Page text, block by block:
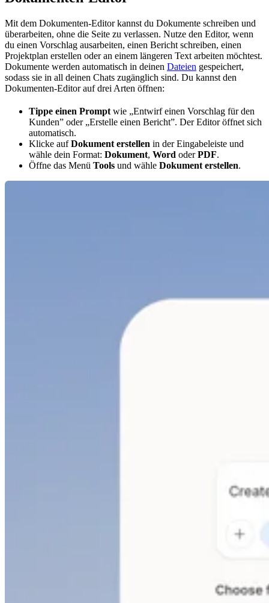
Mit dem Dokumenten-Editor kannst du Dokumente schreiben und
überarbeiten, ohne die Seite zu verlassen. Nutze den Editor, wenn
du einen Vorschlag ausarbeiten, einen Bericht schreiben, einen
Projektplan erstellen oder an einem längeren Text arbeiten möchtest.
Dokumente werden automatisch in deinen Dateien gespeichert,
sodass sie in all deinen Chats zugänglich sind. Du kannst den
Dokumenten-Editor auf drei Arten öffnen:
Tippe einen Prompt wie „Entwirf einen Vorschlag für den
Kunden” oder „Erstelle einen Bericht”. Der Editor öffnet sich
automatisch.
Klicke aufDokument erstellen in der Eingabeleiste und
wähle dein Format: Dokument, Word oderPDF.
Öffne das Menü Tools und wähle Dokument erstellen.